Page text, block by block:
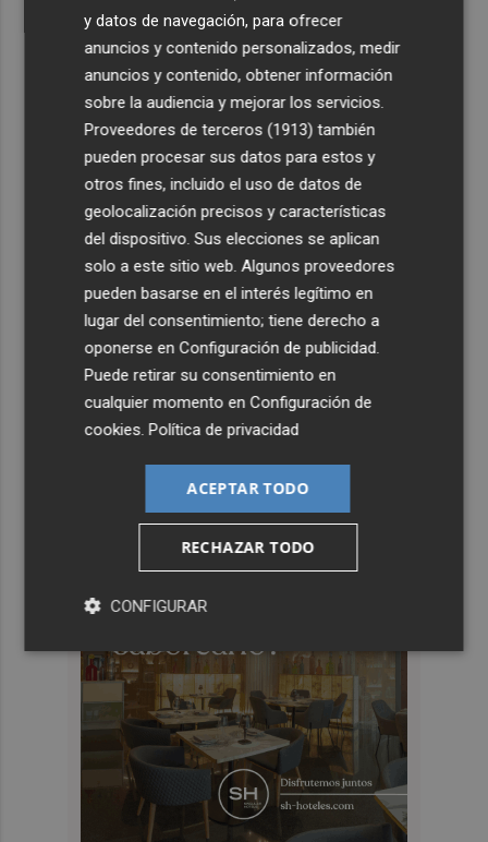
y datos de navegación, para ofrecer
anuncios y contenido personalizados, medir
anuncios y contenido, obtener información
sobre la audiencia y mejorar los servicios.
Proveedores de terceros (1913) también
pueden procesar sus datos para estos y
otros fines, incluido el uso de datos de
geolocalización precisos y características
del dispositivo. Sus elecciones se aplican
solo a este sitio web. Algunos proveedores
pueden basarse en el interés legítimo en
lugar del consentimiento; tiene derecho a
oponerse enConfiguración de publicidad
Puede retirar su consentimiento en
cualquier momento enConfiguración de
cookies .Política de privacidad
ACEPTAR TODO
RECHAZAR TODO
CONFIGURAR